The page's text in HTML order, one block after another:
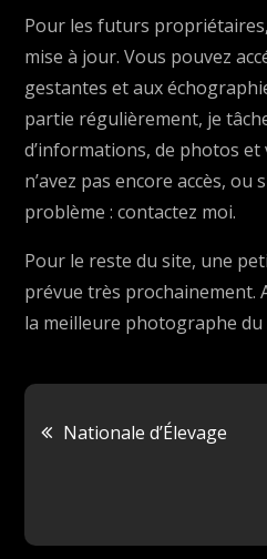
Pour les futurs
mise à jour. Vous pouvez
gestantes et aux
partie régulièrement, je
d’informations, de photos et
n’avez pas encore accès,
problème : contactez moi.
Pour le reste du site, une
prévue très prochainement.
la meilleure photographe du
Nationale d’Élevage